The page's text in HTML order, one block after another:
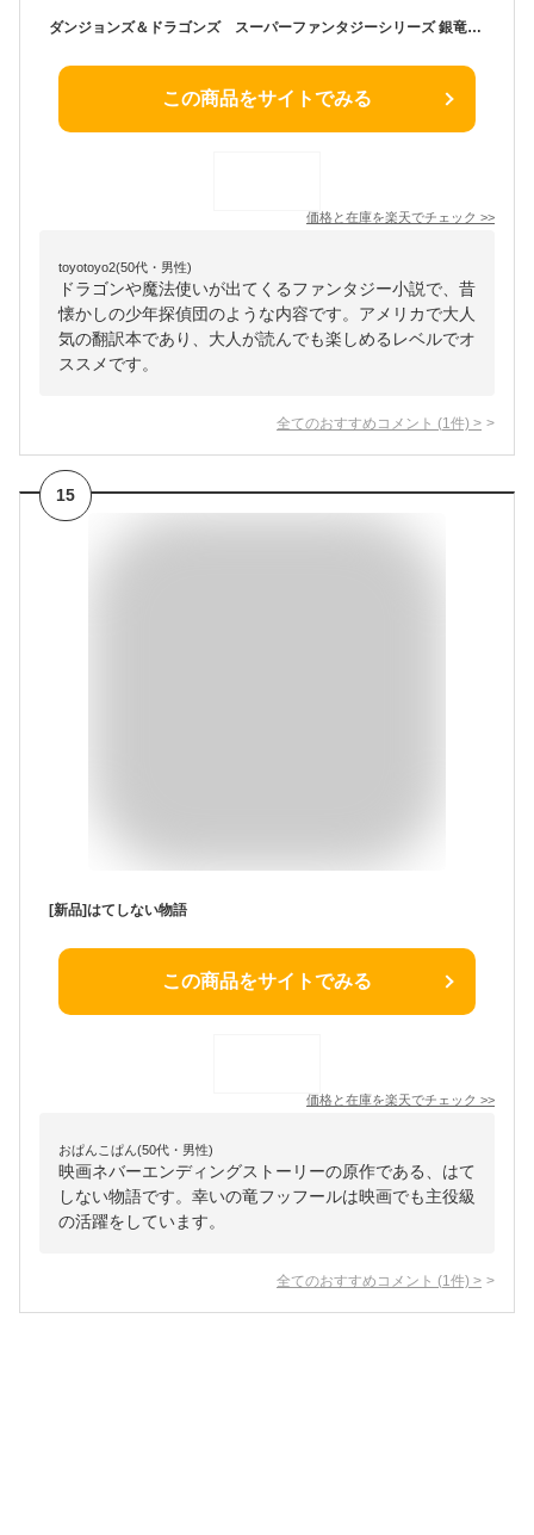
ダンジョンズ＆ドラゴンズ スーパーファンタジーシリーズ 銀竜の騎士団1 大魔法使いとゴブリン王【電子書籍】[ マット・フォーベック ]
この商品をサイトでみる
価格と在庫を楽天でチェック >>
toyotoyo2(50代・男性)
ドラゴンや魔法使いが出てくるファンタジー小説で、昔
懐かしの少年探偵団のような内容です。アメリカで大人
気の翻訳本であり、大人が読んでも楽しめるレベルでオ
ススメです。
全てのおすすめコメント (1 件) >
15
[新品]はてしない物語
この商品をサイトでみる
価格と在庫を楽天でチェック >>
おぱんこぱん(50代・男性)
映画ネバーエンディングストーリーの原作である、はて
しない物語です。幸いの竜フッフールは映画でも主役級
の活躍をしています。
全てのおすすめコメント (1 件) >